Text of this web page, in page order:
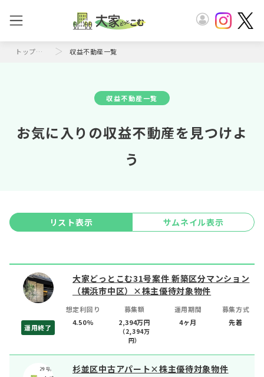
トップページ 収益不動産一覧
収益不動産一覧
お気に入りの収益不動産を見つけよ
う
リスト表示 サムネイル表示
大家どっとこむ31号案件 新築区分マンション
（横浜市中区）×株主優待対象物件
運用終了
想定利回り
4.50%
募集額
2,394万円
（2,394万
円）
運用期間
4ヶ月
募集方式
先着
杉並区中古アパート×株主優待対象物件